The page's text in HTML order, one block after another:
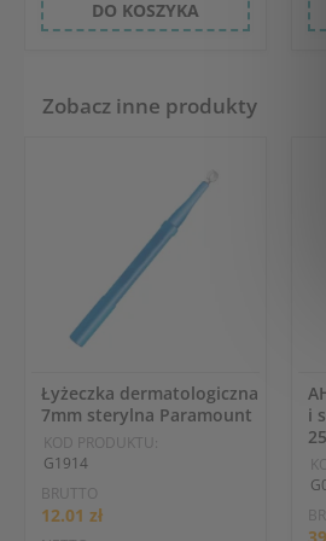
DO KOSZYKA
Zobacz inne produkty
Łyżeczka dermatologiczna
7mm sterylna Paramount
KOD PRODUKTU:
G1914
BRUTTO
12.01 zł
i